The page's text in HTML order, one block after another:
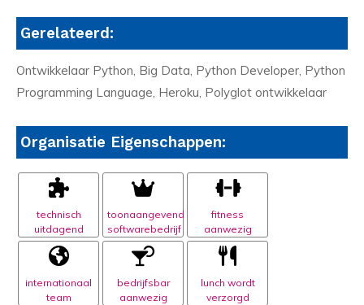
Gerelateerd:
Ontwikkelaar Python, Big Data, Python Developer, Python
Programming Language, Heroku, Polyglot ontwikkelaar
Organisatie Eigenschappen:
technisch
uitdagend
toonaangevend
softwarebedrijf
fitness
aanwezig
internationaal
team
bedrijfsbar
aanwezig
lunch wordt
verzorgd